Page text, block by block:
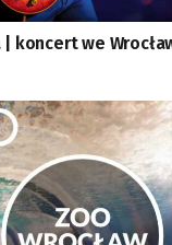
| koncert we